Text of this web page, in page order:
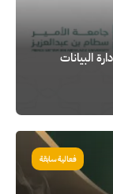
البيانات
فعالية سابقة